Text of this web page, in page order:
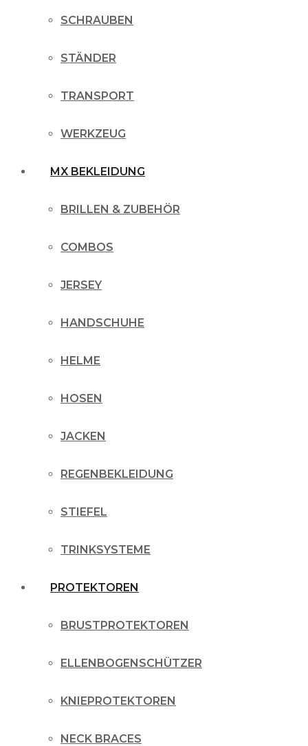
SCHRAUBEN
STÄNDER
TRANSPORT
WERKZEUG
MX BEKLEIDUNG
BRILLEN & ZUBEHÖR
COMBOS
JERSEY
HANDSCHUHE
HELME
HOSEN
JACKEN
REGENBEKLEIDUNG
STIEFEL
TRINKSYSTEME
PROTEKTOREN
BRUSTPROTEKTOREN
ELLENBOGENSCHÜTZER
KNIEPROTEKTOREN
NECK BRACES